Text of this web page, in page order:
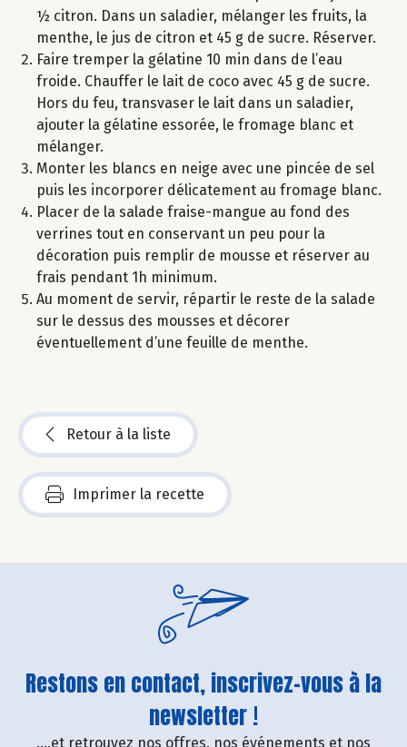
½ citron. Dans un saladier, mélanger les fruits, la
menthe, le jus de citron et 45 g de sucre. Réserver.
Faire tremper la gélatine 10 min dans de l’eau
froide. Chauffer le lait de coco avec 45 g de sucre.
Hors du feu, transvaser le lait dans un saladier,
ajouter la gélatine essorée, le fromage blanc et
mélanger.
Monter les blancs en neige avec une pincée de sel
puis les incorporer délicatement au fromage blanc.
Placer de la salade fraise-mangue au fond des
verrines tout en conservant un peu pour la
décoration puis remplir de mousse et réserver au
frais pendant 1h minimum.
Au moment de servir, répartir le reste de la salade
sur le dessus des mousses et décorer
éventuellement d’une feuille de menthe.
Retour à la liste
Imprimer la recette
Restons en contact, inscrivez-vous à la
newsletter !
....et retrouvez nos offres, nos événements et nos